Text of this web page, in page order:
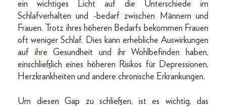
ein wichtiges Licht auf die Unterschiede im
Schlafverhalten und -bedarf zwischen Männern und
Frauen. Trotz ihres höheren Bedarfs bekommen Frauen
oft weniger Schlaf. Dies kann erhebliche Auswirkungen
auf ihre Gesundheit und ihr Wohlbefinden haben,
einschließlich eines höheren Risikos für Depressionen,
Herzkrankheiten und andere chronische Erkrankungen.
Um diesen Gap zu schließen, ist es wichtig, das